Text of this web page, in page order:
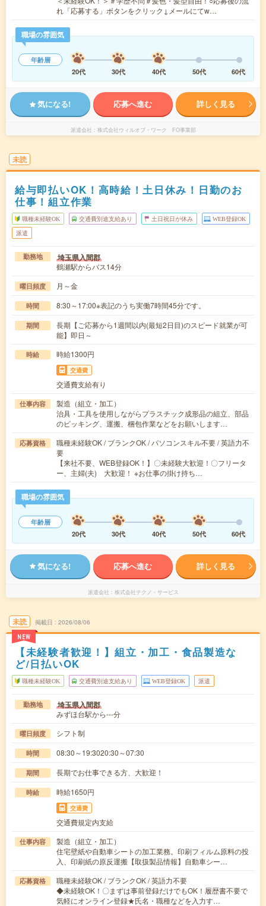
れ「応募する」ボタンをクリック↓メールにてw…
職場の雰囲気
年齢層
20代
30代 40代 50代 60代
気になる! 応募へ進む 詳しく見る
派遣会社 株式会社ウィルオブ・ワーク FO事業部
未読
給与即払いOK！高時給！土日休み！日勤のお
仕事！組立作業
職種未経験OK 交通費別途支給あり 土日祝日が休み WEB登録OK
派遣
勤務地 埼玉県入間郡
鶴瀬駅からバス14分
曜日頻度 月～金
時間 8:30～17:00※表記のうち実働7時間45分です。
期間
長期【ご応募から1週間以内(最短2日目)のスピード就業が可
能】即日～
時給 時給1300円
交通費
交通費支給有り
仕事内容
製造（組立・加工）
治具・工具を使用しながらプラスチック成形品の組立、部品
のピッキング、運搬、梱包作業などをお願いします…
応募資格
職種未経験OK / ブランクOK / パソコンスキル不要 / 英語力不
要
【来社不要、WEB登録OK！】〇未経験大歓迎！〇フリータ
ー、主婦(夫) 大歓迎！ ※お仕事の掛け持ち…
職場の雰囲気
年齢層
20代
30代 40代 50代 60代
気になる! 応募へ進む 詳しく見る
派遣会社 株式会社テクノ・サービス
未読
NEW
掲載日 2026/08/06
【未経験者歓迎！】組立・加工・食品製造な
ど/日払いOK
職種未経験OK 交通費別途支給あり WEB登録OK 派遣
勤務地 埼玉県入間郡
みずほ台駅から---分
曜日頻度 シフト制
時間 08:30～19:3020:30～07:30
期間 長期でお仕事できる方、大歓迎！
時給 時給1650円
交通費
交通費規定内支給
仕事内容
製造（組立・加工）
住宅壁紙や自動車シートの加工業務。印刷フィルム原料の投
入、印刷紙の原反運搬【取扱製品情報】自動車シー…
応募資格
職種未経験OK / ブランクOK / 英語力不要
◆未経験OK！〇まずは事前登録だけでもOK！履歴書不要で
気軽にオンライン登録★氏名・職種などを入力す…